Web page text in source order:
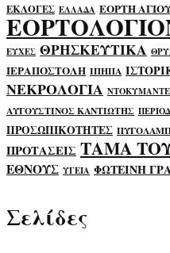
ΕΚΛΟΓΕΣ ΕΛΛΑΔΑ ΕΟΡΤΗ
ΕΥΧΕΣ ΘΡΗΣΚΕΥΤΙΚΑ
ΙΕΡΑΠΟΣΤΟΛΗ ΙΠΗΠΑ
ΝΕΚΡΟΛΟΓΙΑ
ΑΥΓΟΥΣΤΙΝΟΣ ΚΑΝΤΙΩΤΗΣ
ΠΡΟΣΩΠΙΚΟΤΗΤΕΣ
ΠΡΟΤΑΣΕΙΣ ΤΑΜΑ
ΕΘΝΟΥΣ ΥΓΕΙΑ ΦΩΤΕΙΝΗ
Σελίδες